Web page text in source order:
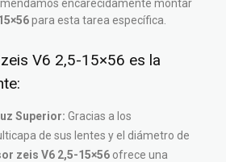
encarecidamente montar
para esta tarea específica.
V6 2,5-15×56 es la
Superior: Gracias a los
de sus lentes y el diámetro de
zeis V6 2,5-15×56 ofrece una